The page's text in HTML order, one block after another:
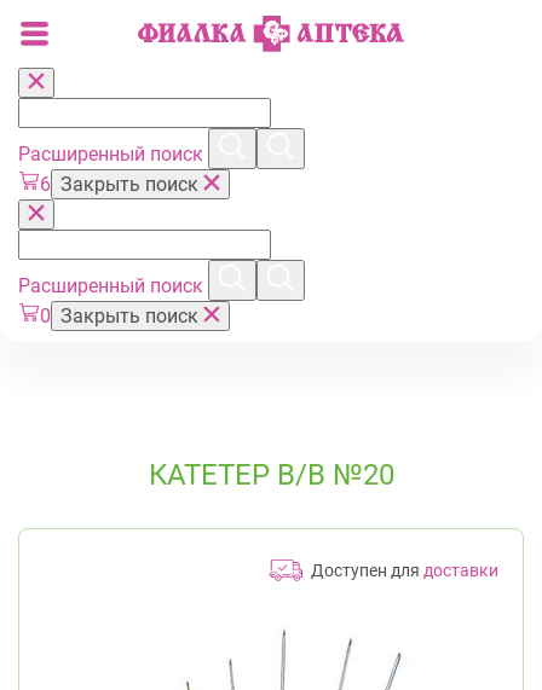
Расширенный поиск
6 Закрыть поиск
Расширенный поиск
0 Закрыть поиск
КАТЕТЕР В/В №20
Доступен для доставки